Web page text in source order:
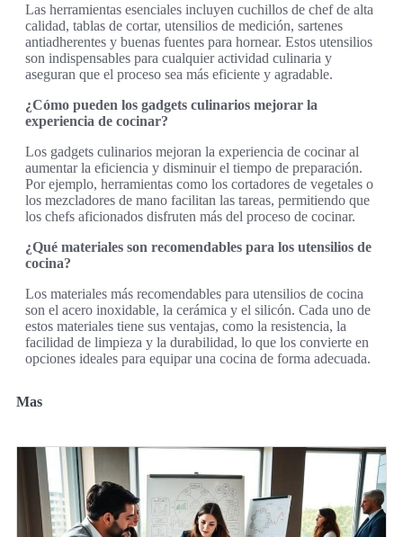
Las herramientas esenciales incluyen cuchillos de chef de alta
calidad, tablas de cortar, utensilios de medición, sartenes
antiadherentes y buenas fuentes para hornear. Estos utensilios
son indispensables para cualquier actividad culinaria y
aseguran que el proceso sea más eficiente y agradable.
¿Cómo pueden los gadgets culinarios mejorar la
experiencia de cocinar?
Los gadgets culinarios mejoran la experiencia de cocinar al
aumentar la eficiencia y disminuir el tiempo de preparación.
Por ejemplo, herramientas como los cortadores de vegetales o
los mezcladores de mano facilitan las tareas, permitiendo que
los chefs aficionados disfruten más del proceso de cocinar.
¿Qué materiales son recomendables para los utensilios de
cocina?
Los materiales más recomendables para utensilios de cocina
son el acero inoxidable, la cerámica y el silicón. Cada uno de
estos materiales tiene sus ventajas, como la resistencia, la
facilidad de limpieza y la durabilidad, lo que los convierte en
opciones ideales para equipar una cocina de forma adecuada.
Mas